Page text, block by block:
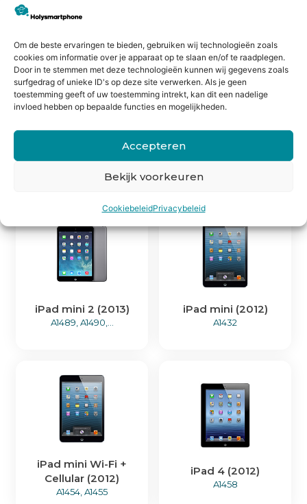
Om de beste ervaringen te bieden, gebruiken wij technologieën zoals
cookies om informatie over je apparaat op te slaan en/of te raadplegen.
Door in te stemmen met deze technologieën kunnen wij gegevens zoals
surfgedrag of unieke ID's op deze site verwerken. Als je geen
toestemming geeft of uw toestemming intrekt, kan dit een nadelige
invloed hebben op bepaalde functies en mogelijkheden.
Accepteren
Bekijk voorkeuren
CookiebeleidPrivacybeleid
iPad mini 3 (2014)
A1599, A1600
iPad Air 2 (2014)
A1474, A1475,...
iPad mini 2 (2013)
A1489, A1490,...
iPad mini (2012)
A1432
iPad mini Wi-Fi +
Cellular (2012)
A1454, A1455
iPad 4 (2012)
A1458